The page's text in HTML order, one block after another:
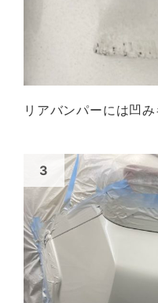
リアバンパーには凹み